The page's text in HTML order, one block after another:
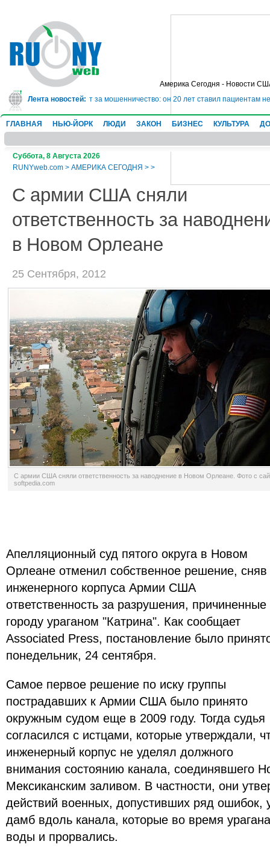
Америка Сегодня - Новости
Лента новостей:
в тюрьму на 10 лет за мошенничество: он 20 лет ставил пациентам
ГЛАВНАЯ НЬЮ-ЙОРК ЛЮДИ ЗАКОН БИЗНЕС КУЛЬТУРА
Суббота, 8 Августа 2026
RUNYweb.com > АМЕРИКА СЕГОДНЯ > >
С армии США сняли
ответственность за
в Новом Орлеане
25 Сентября, 2012
С армии США сняли ответственность за наводнение в Новом Орлеане. Фото с
softpedia.com
Апелляционный суд пятого округа в Новом
Орлеане отменил собственное решение, сняв
инженерного корпуса Армии США
ответственность за разрушения, причиненные
городу ураганом "Катрина". Как сообщает
Associated Press, постановление было
понедельник, 24 сентября.
Самое первое решение по иску группы
пострадавших к Армии США было принято
окружным судом еще в 2009 году. Тогда судья
согласился с истцами, которые утверждали,
инженерный корпус не уделял должного
внимания состоянию канала, соединявшего
Мексиканским заливом. В частности, они
действий военных, допустивших ряд ошибок,
дамб вдоль канала, которые во время
воды и прорвались.